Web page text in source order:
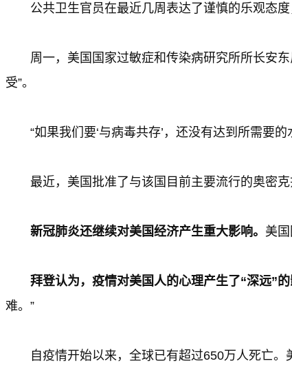
公共卫生官员在最近几周表达了谨慎的乐观态
周一，美国国家过敏症和传染病研究所所长安
受”。
“如果我们要‘与病毒共存’，还没有达到所需要
最近，美国批准了与该国目前主要流行的奥密
新冠肺炎还继续对美国经济产生重大影响。 美
拜登认为，疫情对美国人的心理产生了“深远”
难。”
自疫情开始以来，全球已有超过650万人死亡。